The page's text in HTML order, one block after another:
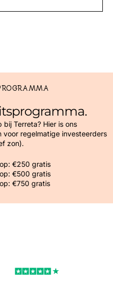
bij Terreta? Hier is ons
regelmatige investeerders
zon).
€250 gratis
€500 gratis
€750 gratis